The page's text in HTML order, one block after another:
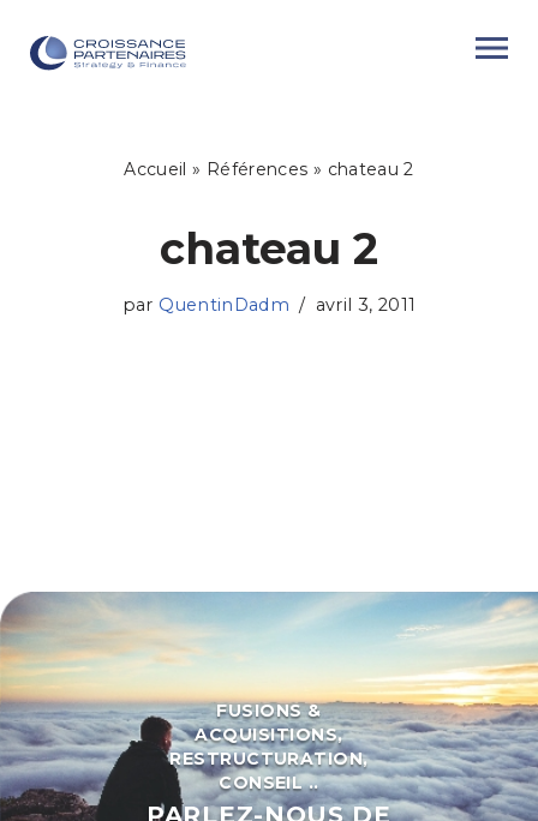
Aller
Accueil » Références » chateau 2
chateau 2
par QuentinDadm avril 3, 2011
FUSIONS &
ACQUISITIONS,
RESTRUCTURATION,
CONSEIL ..
PARLEZ-NOUS DE